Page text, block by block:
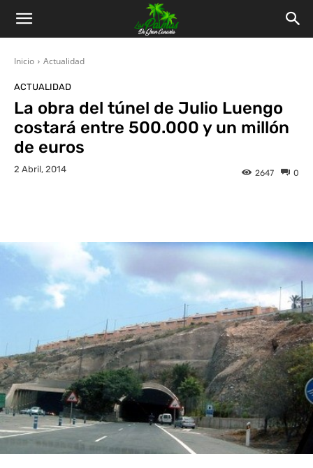
Inicio Actualidad
ACTUALIDAD
La obra del túnel de Julio Luengo
costará entre 500.000 y un millón
de euros
2 Abril, 2014 0
2647